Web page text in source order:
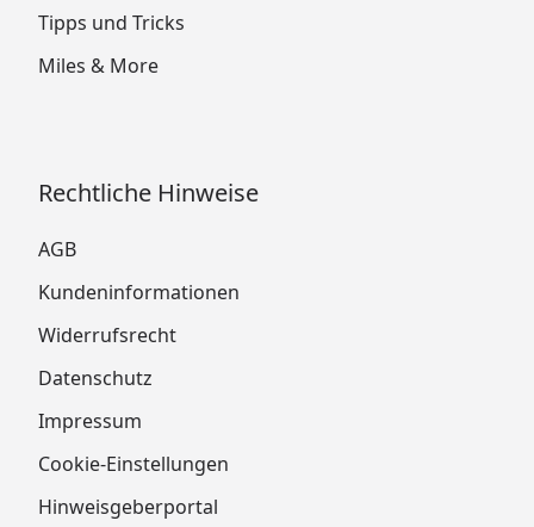
Tipps und Tricks
Miles & More
Rechtliche Hinweise
AGB
Kundeninformationen
Widerrufsrecht
Datenschutz
Impressum
Cookie-Einstellungen
Hinweisgeberportal